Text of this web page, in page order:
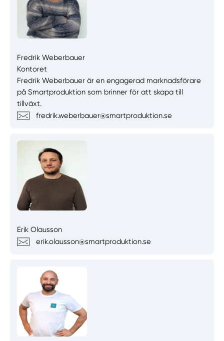
Fredrik Weberbauer
Kontoret
Fredrik Weberbauer är en engagerad marknadsförare
på Smartproduktion som brinner för att skapa till
tillväxt.
fredrik.weberbauer@smartproduktion.se
Erik Olausson
erik.olausson@smartproduktion.se